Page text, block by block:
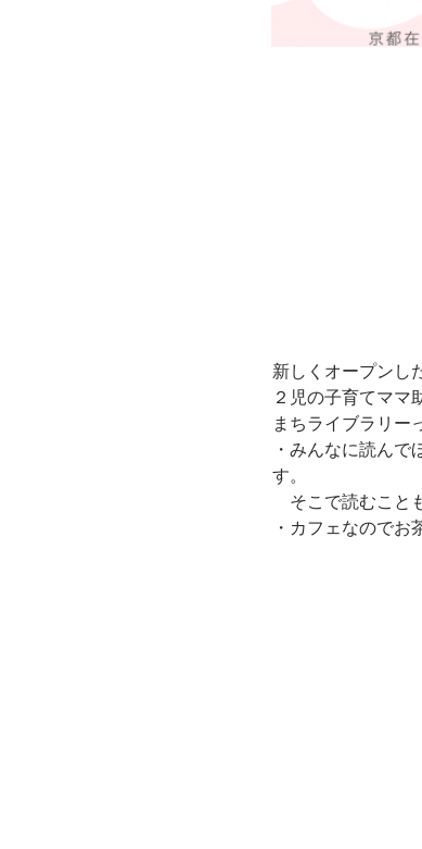
新しくオープンし
２児の子育てママ
まちライブラリー
・みんなに読ん
す。
そこで読むこと
・カフェなのでお